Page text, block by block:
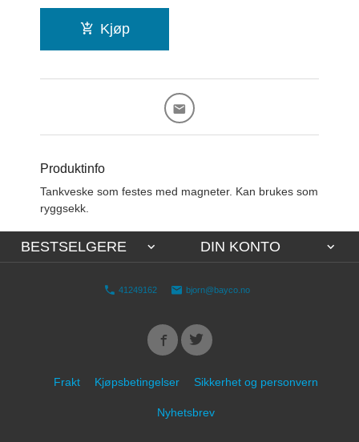
Kjøp
Produktinfo
Tankveske som festes med magneter. Kan brukes som
ryggsekk.
BESTSELGERE DIN KONTO
41249162 bjorn@bayco.no
Frakt Kjøpsbetingelser Sikkerhet og personvern
Nyhetsbrev